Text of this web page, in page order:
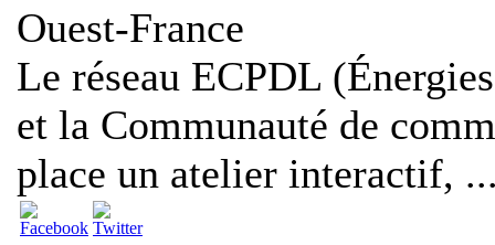
Ouest-France
Le réseau ECPDL
et la Communauté de
place un atelier interactif,